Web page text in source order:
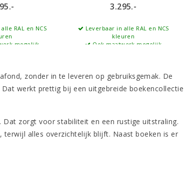
RAL en NCS
mogelijk
3.295.-
Leverbaar in alle RAL en NCS
kleuren
Ook maatwerk mogelijk
zonder in te leveren op gebruiksgemak. De
werkt prettig bij een uitgebreide boekencollectie
Dat zorgt voor stabiliteit en een rustige uitstraling.
alles overzichtelijk blijft. Naast boeken is er